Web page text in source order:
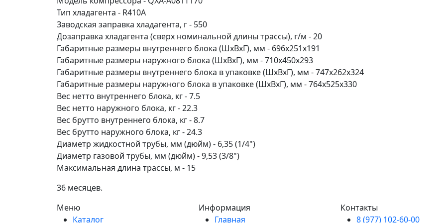
Тип хладагента - R410A
Заводская заправка хладагента, г - 550
Дозаправка хладагента (сверх номинальной длины трассы), г/м - 20
Габаритные размеры внутреннего блока (ШхВхГ), мм - 696x251x191
Габаритные размеры наружного блока (ШхВхГ), мм - 710x450x293
Габаритные размеры внутреннего блока в упаковке (ШхВхГ), мм - 747x262x324
Габаритные размеры наружного блока в упаковке (ШхВхГ), мм - 764x525x330
Вес нетто внутреннего блока, кг - 7.5
Вес нетто наружного блока, кг - 22.3
Вес брутто внутреннего блока, кг - 8.7
Вес брутто наружного блока, кг - 24.3
Диаметр жидкостной трубы, мм (дюйм) - 6,35 (1/4")
Диаметр газовой трубы, мм (дюйм) - 9,53 (3/8")
Максимальная длина трассы, м - 15
36 месяцев.
Меню
Каталог
Информация
Главная
Контакты
8 (977) 102-60-00